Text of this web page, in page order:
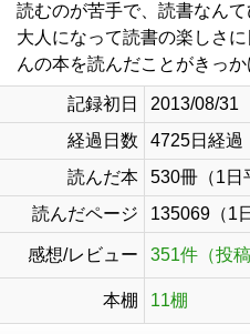
読むのが苦手で、読書なん
大人になって読書の楽しさ
んの本を読んだことがきっ
記録初日
2013/08/31
経過日数
4725日経過
読んだ本
530冊（1日
読んだページ
135069（1
感想/レビュー 351件（投
本棚 11棚